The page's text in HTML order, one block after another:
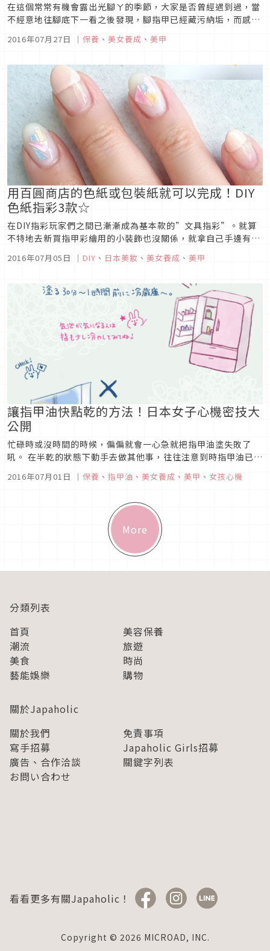
在這個常常有機會露出光腳ㄚ的季節，大家是否曾經遇到過，當
不經意地往腳底下一看之後發現，腳指甲已經藏污納垢，而感到
始養成確實保養的習慣吧。
2016年07月27日 ｜ 保養 、 美女養成 、 美甲
用百圓商店的色紙或包裝紙就可以完成！DIY
色紙指彩3款☆
在DIY指彩玩家們之間已漸漸成為基本款的”文具指彩”。就算
不特地去新買指甲彩繪用的小裝飾也沒關係，就拿自己手邊有的
2016年07月05日 ｜ DIY 、 日本美妝 、 美女養成 、 美甲
讓指甲油快點乾的方法！日本女子心機密技大
公開
忙碌時或沒時間的時候，偏偏就會一心急就把指甲油塗失敗了
吼。 在半乾的狀態下動手去做其他事，往往注意到時指甲油已經
甲油能夠乾得比平常快的方法！雖然只有快一些些啦。
2016年07月01日 ｜ 保養 、 指甲油 、 美女養成 、 美甲 、 女孩心機
More
分類列表
首頁
美容保養
潮流
旅遊
美食
時尚
藝能娛樂
購物
關於Japaholic
關於我們
免責事項
寫手招募
Japaholic Girls招募
廣告、合作洽談
關鍵字列表
お問い合わせ
看看更多有關Japaholic！
Copyright © 2026 MICROAD, INC.